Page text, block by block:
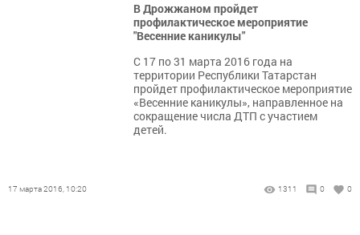
В Дрожжаном пройдет
профилактическое мероприятие
"Весенние каникулы"
С 17 по 31 марта 2016 года на
территории Республики Татарстан
пройдет профилактическое мероприятие
«Весенние каникулы», направленное на
сокращение числа ДТП с участием
детей.
17 марта 2016, 10:20 1311 0 0